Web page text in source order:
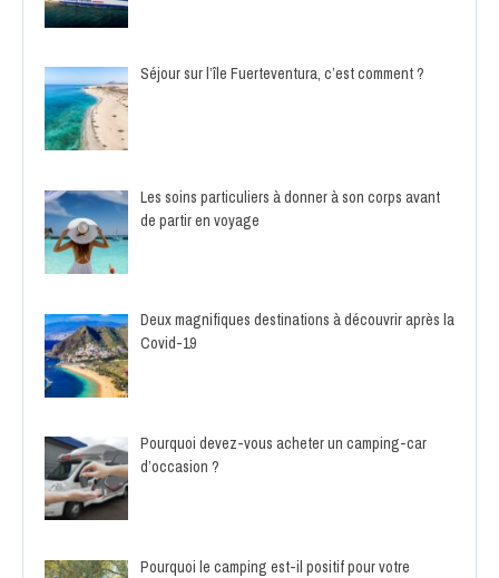
Séjour sur l’île Fuerteventura, c’est comment ?
Les soins particuliers à donner à son corps avant
de partir en voyage
Deux magnifiques destinations à découvrir après la
Covid-19
Pourquoi devez-vous acheter un camping-car
d’occasion ?
Pourquoi le camping est-il positif pour votre